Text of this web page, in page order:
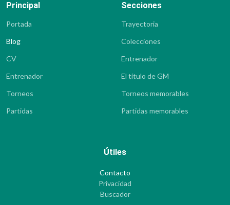
Principal
Portada
Blog
CV
Entrenador
Torneos
Partidas
Secciones
Trayectoria
Colecciones
Entrenador
El título de GM
Torneos memorables
Partidas memorables
Útiles
Contacto
Privacidad
Buscador